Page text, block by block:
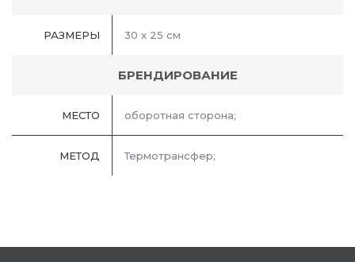
РАЗМЕРЫ 30 x 25 см
БРЕНДИРОВАНИЕ
МЕСТО оборотная сторона;
МЕТОД Термотрансфер;